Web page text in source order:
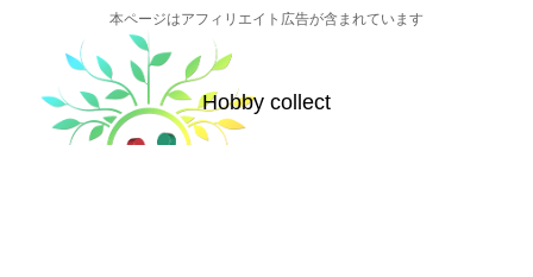
本ページはアフィリエイト広告が含まれています
Hobby collect